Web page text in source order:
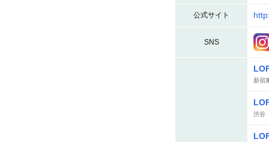
公式サイト
SNS
新宿
渋谷